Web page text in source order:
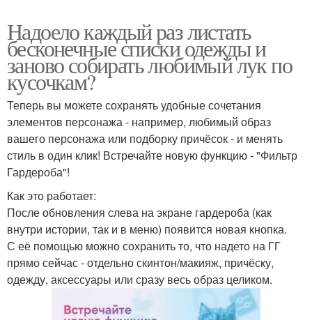
Надоело каждый раз листать
бесконечные списки одежды и
заново собирать любимый лук по
кусочкам?
Теперь вы можете сохранять удобные сочетания
элементов персонажа - например, любимый образ
вашего персонажа или подборку причёсок - и менять
стиль в один клик! Встречайте новую функцию - "Фильтр
Гардероба"!
Как это работает:
После обновления слева на экране гардероба (как
внутри истории, так и в меню) появится новая кнопка.
С её помощью можно сохранить то, что надето на ГГ
прямо сейчас - отдельно скинтон/макияж, причёску,
одежду, аксессуары или сразу весь образ целиком.